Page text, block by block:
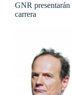
GNR presentarán
carrera